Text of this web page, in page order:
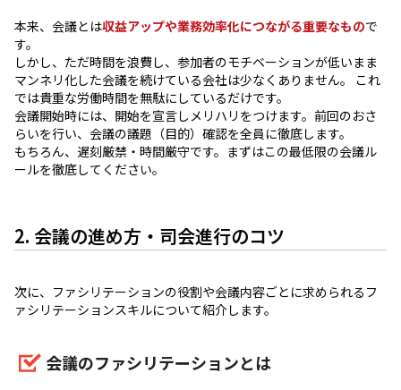
本来、会議とは収益アップや業務効率化につながる重要なもので
す。
しかし、ただ時間を浪費し、参加者のモチベーションが低いまま
マンネリ化した会議を続けている会社は少なくありません。 これ
では貴重な労働時間を無駄にしているだけです。
会議開始時には、開始を宣言しメリハリをつけます。前回のおさ
らいを行い、会議の議題（目的）確認を全員に徹底します。
もちろん、遅刻厳禁・時間厳守です。まずはこの最低限の会議ル
ールを徹底してください。
2. 会議の進め方・司会進行のコツ
次に、ファシリテーションの役割や会議内容ごとに求められるフ
ァシリテーションスキルについて紹介します。
会議のファシリテーションとは